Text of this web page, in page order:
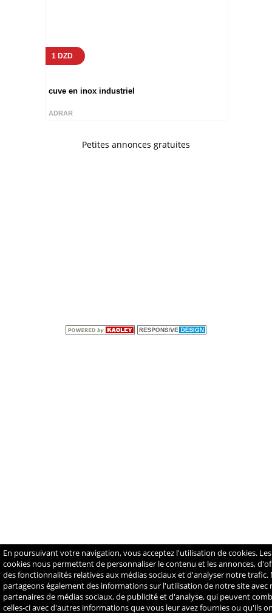
1 DZD
cuve en inox industriel
ADRAR
Petites annonces gratuites
En poursuivant votre navigation, vous acceptez l'utilisation de cookies. Les
cookies nous permettent de personnaliser le contenu et les annonces,
des fonctionnalités relatives aux médias sociaux et d'analyser notre trafic.
partageons également des informations sur l'utilisation de notre site avec
partenaires de médias sociaux, de publicité et d'analyse, qui peuvent
celles-ci avec d'autres informations que vous leur avez fournies ou qu'ils